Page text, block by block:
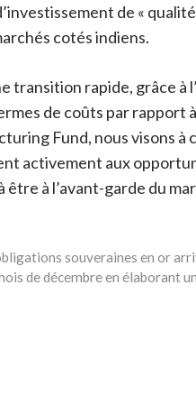
de «
cotés indiens.
transition rapide, grâce
de coûts par rapport
Fund, nous visons
activement aux
être à l’avant-garde du
souveraines en or
de décembre en élaborant